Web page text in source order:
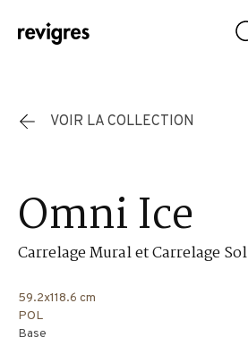
Aller au contenu principal
VOIR LA COLLECTION
Omni Ice
Carrelage Mural et Carrelage Sol
59.2x118.6 cm
POL
Base